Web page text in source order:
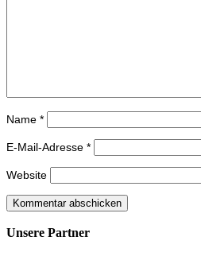
Name *
E-Mail-Adresse *
Website
Unsere Partner